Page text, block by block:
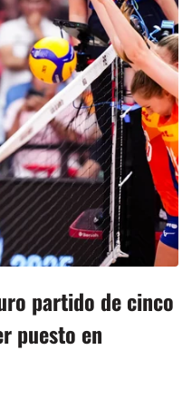
partido de cinco
puesto en